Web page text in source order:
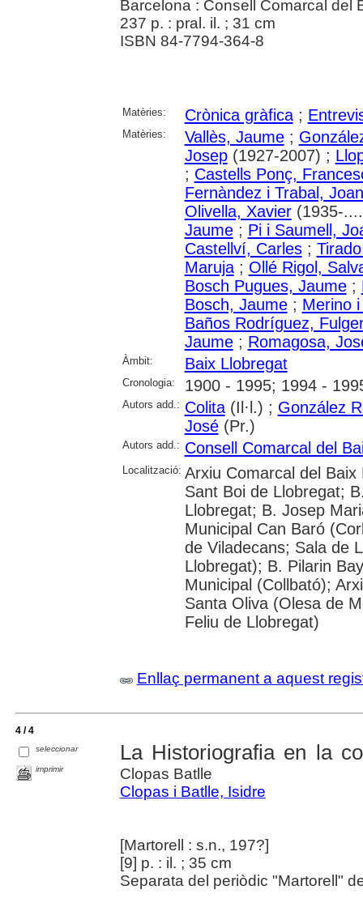
Barcelona : Consell Comarcal del
237 p. : pral. il. ; 31 cm
ISBN 84-7794-364-8
Matèries: Crònica gràfica;
Matèries: Vallès, Jaume;
Josep(1927-2007) ;
; Castells Ponç,
Fernàndez i Trabal, Joan
Olivella, Xavier(1935-
Jaume; Pi i Saumell,
Castellví, Carles;
Maruja; Ollé Rigol,
Bosch Pugues, Jaume;
Bosch, Jaume; Merino
Baños Rodríguez,
Jaume; Romagosa,
Àmbit: Baix Llobregat
Cronologia: 1900 - 1995; 1994 -
Autors add.: Colita(Il·l.) ; González
José(Pr.)
Autors add.: Consell Comarcal del
Localització: Arxiu Comarcal del
Sant Boi de Llobregat;
Llobregat; B. Josep
Municipal Can Baró
de Viladecans; Sala de
Llobregat); B. Pilarin
Municipal (Collbató);
Santa Oliva (Olesa de
Feliu de Llobregat)
Enllaç permanent a aquest
4 / 4
seleccionar
imprimir
La Historiografia en la
Clopas Batlle
Clopas i Batlle, Isidre
[Martorell : s.n., 197?]
[9] p. : il. ; 35 cm
Separata del periòdic "Martorell"